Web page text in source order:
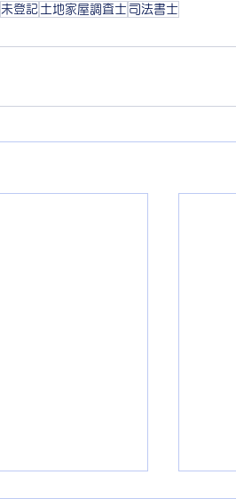
未登記 土地家屋調査士 司法書士